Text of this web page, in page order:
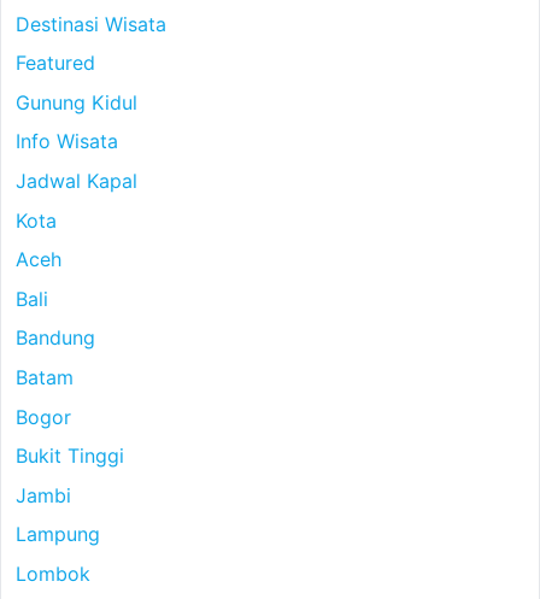
Destinasi Wisata
Featured
Gunung Kidul
Info Wisata
Jadwal Kapal
Kota
Aceh
Bali
Bandung
Batam
Bogor
Bukit Tinggi
Jambi
Lampung
Lombok